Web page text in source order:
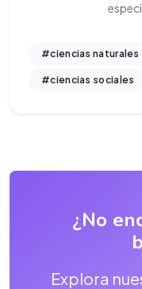
#ciencias naturales
#ciencias sociales
¿No
Explora